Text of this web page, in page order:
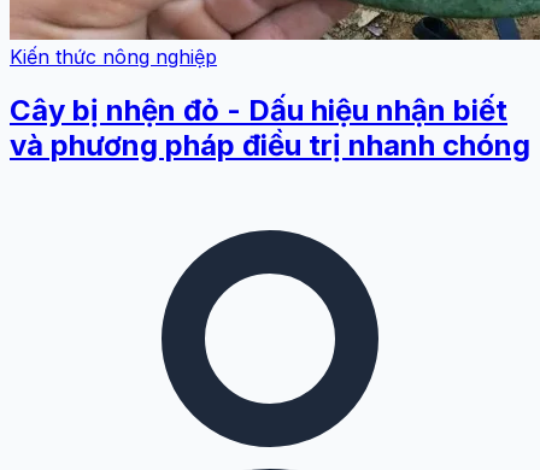
Kiến thức nông nghiệp
Cây bị nhện đỏ - Dấu hiệu nhận biết
và phương pháp điều trị nhanh chóng